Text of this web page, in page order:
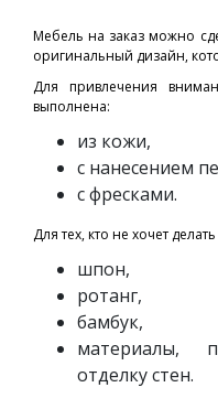
Мебель на заказ можно
оригинальный дизайн,
Для привлечения
выполнена:
из кожи,
с нанесением
с фресками.
Для тех, кто не хочет
шпон,
ротанг,
бамбук,
материалы,
отделку стен.